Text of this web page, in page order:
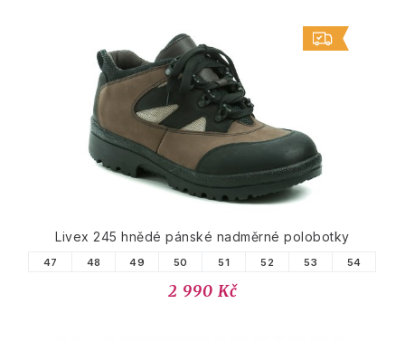
Livex 245 hnědé pánské nadměrné polobotky
47 48 49 50 51 52 53 54
2 990 Kč